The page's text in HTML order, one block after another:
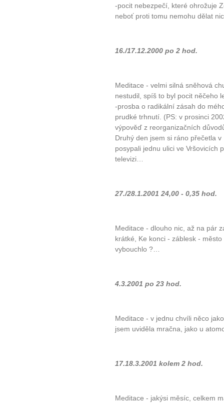
-pocit nebezpečí, které ohrožuje
neboť proti tomu nemohu dělat
16./17.12.2000 po 2 hod.
Meditace - velmi silná sněhová
nestudil, spíš to byl pocit něčeho
-prosba o radikální zásah do
prudké trhnutí. (PS: v prosinci
výpověď z reorganizačních
Druhý den jsem si ráno přečetla
posypali jednu ulici ve Vršovicích
televizi…
27./28.1.2001 24,00 - 0,35 hod.
Meditace - dlouho nic, až na pár
krátké, Ke konci - záblesk -
vybouchlo ?…
4.3.2001 po 23 hod.
Meditace - v jednu chvíli něco
jsem uviděla mračna, jako u
17.18.3.2001 kolem 2 hod.
Meditace - jakýsi měsíc, celkem